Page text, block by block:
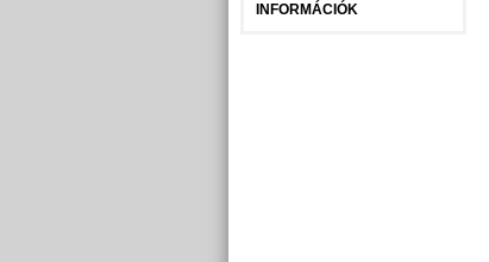
INFORMÁCIÓK